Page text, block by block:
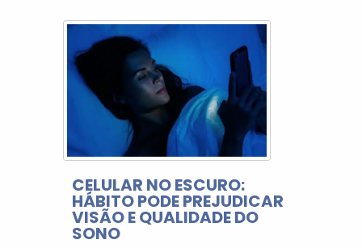
CELULAR NO ESCURO:
HÁBITO PODE PREJUDICAR
VISÃO E QUALIDADE DO
SONO